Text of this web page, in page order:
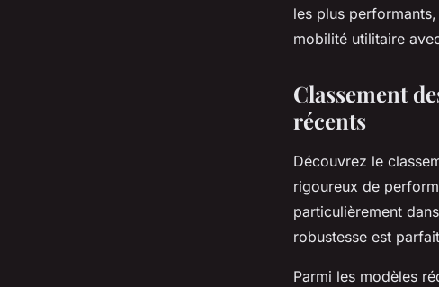
les plus
mobilité utilitaire
Classement
récents
Découvrez le
rigoureux de
particulièrement
robustesse est
Parmi les modèles